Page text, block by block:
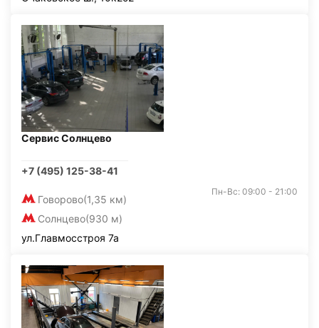
Сервис Солнцево
+7 (495) 125-38-41
Говорово(1,35 км)
Солнцево(930 м)
Пн-Вс: 09:00 - 21:00
ул.Главмосстроя 7а